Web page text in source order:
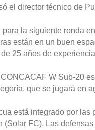
el director técnico de
para la siguiente ronda
están en un buen
25 años de
W Sub-20
que se jugará en
está integrado por
(Solar FC). Las